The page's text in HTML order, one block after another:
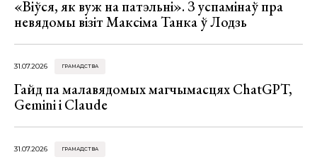
«Віўся, як вуж на патэльні». З успамінаў пра
невядомы візіт Максіма Танка ў Лодзь
31.07.2026 ГРАМАДСТВА
Гайд па малавядомых магчымасцях ChatGPT,
Gemini і Claude
31.07.2026 ГРАМАДСТВА